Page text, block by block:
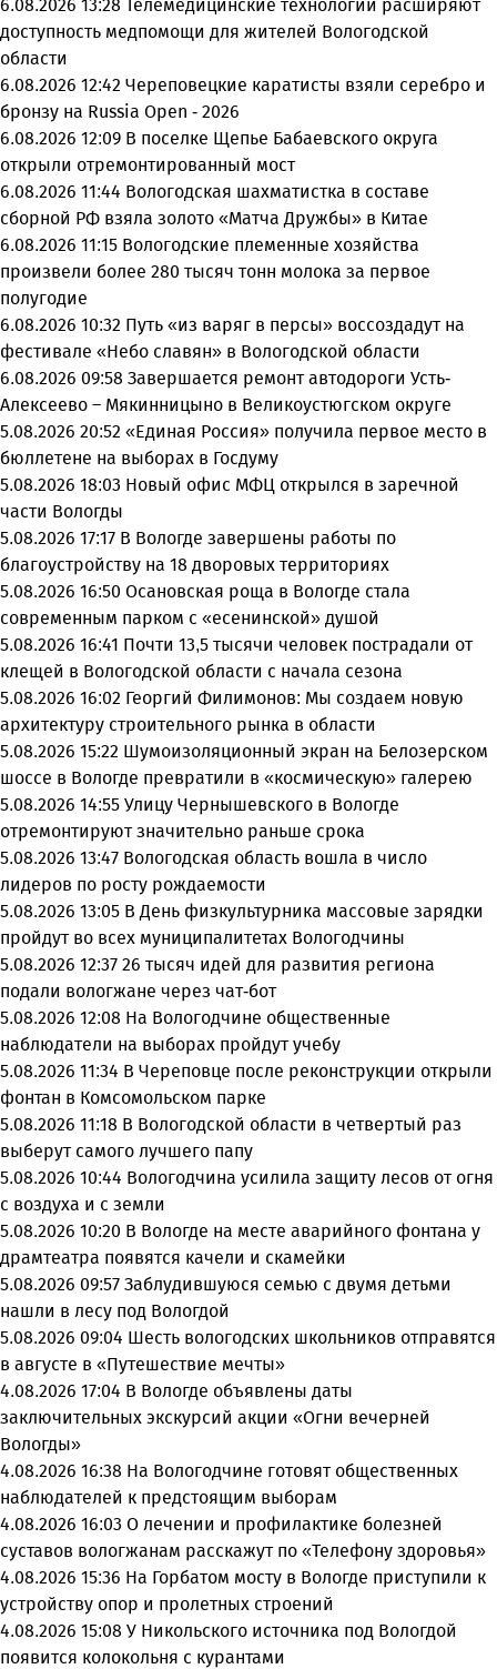
6.08.2026 13:28
Телемедицинские технологии расширяют
доступность медпомощи для жителей Вологодской
области
6.08.2026 12:42 Череповецкие каратисты взяли серебро и
бронзу на Russia Open - 2026
6.08.2026 12:09 В поселке Щепье Бабаевского округа
открыли отремонтированный мост
6.08.2026 11:44 Вологодская шахматистка в составе
сборной РФ взяла золото «Матча Дружбы» в Китае
6.08.2026 11:15 Вологодские племенные хозяйства
произвели более 280 тысяч тонн молока за первое
полугодие
6.08.2026 10:32 Путь «из варяг в персы» воссоздадут на
фестивале «Небо славян» в Вологодской области
6.08.2026 09:58 Завершается ремонт автодороги Усть-
Алексеево – Мякинницыно в Великоустюгском округе
5.08.2026 20:52 «Единая Россия» получила первое место в
бюллетене на выборах в Госдуму
5.08.2026 18:03 Новый офис МФЦ открылся в заречной
части Вологды
5.08.2026 17:17 В Вологде завершены работы по
благоустройству на 18 дворовых территориях
5.08.2026 16:50 Осановская роща в Вологде стала
современным парком с «есенинской» душой
5.08.2026 16:41 Почти 13,5 тысячи человек пострадали от
клещей в Вологодской области с начала сезона
5.08.2026 16:02 Георгий Филимонов: Мы создаем новую
архитектуру строительного рынка в области
5.08.2026 15:22 Шумоизоляционный экран на Белозерском
шоссе в Вологде превратили в «космическую» галерею
5.08.2026 14:55 Улицу Чернышевского в Вологде
отремонтируют значительно раньше срока
5.08.2026 13:47 Вологодская область вошла в число
лидеров по росту рождаемости
5.08.2026 13:05 В День физкультурника массовые зарядки
пройдут во всех муниципалитетах Вологодчины
5.08.2026 12:37 26 тысяч идей для развития региона
подали вологжане через чат-бот
5.08.2026 12:08 На Вологодчине общественные
наблюдатели на выборах пройдут учебу
5.08.2026 11:34 В Череповце после реконструкции открыли
фонтан в Комсомольском парке
5.08.2026 11:18 В Вологодской области в четвертый раз
выберут самого лучшего папу
5.08.2026 10:44 Вологодчина усилила защиту лесов от огня
с воздуха и с земли
5.08.2026 10:20 В Вологде на месте аварийного фонтана у
драмтеатра появятся качели и скамейки
5.08.2026 09:57 Заблудившуюся семью с двумя детьми
нашли в лесу под Вологдой
5.08.2026 09:04 Шесть вологодских школьников отправятся
в августе в «Путешествие мечты»
4.08.2026 17:04 В Вологде объявлены даты
заключительных экскурсий акции «Огни вечерней
Вологды»
4.08.2026 16:38 На Вологодчине готовят общественных
наблюдателей к предстоящим выборам
4.08.2026 16:03 О лечении и профилактике болезней
суставов вологжанам расскажут по «Телефону здоровья»
4.08.2026 15:36 На Горбатом мосту в Вологде приступили к
устройству опор и пролетных строений
4.08.2026 15:08 У Никольского источника под Вологдой
появится колокольня с курантами